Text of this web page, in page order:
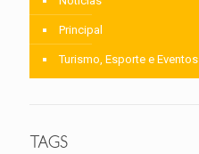
Principal
Turismo, Esporte e Eventos
TAGS